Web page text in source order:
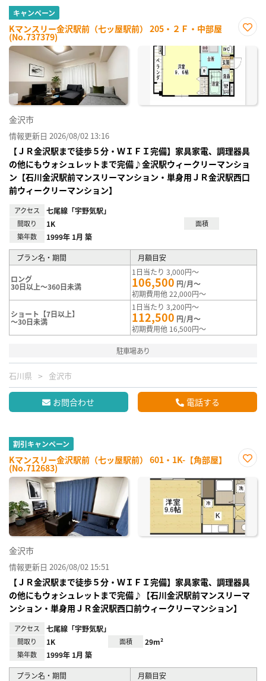
キャンペーン
Kマンスリー金沢駅前（七ッ屋駅前） 205・２Ｆ・中部屋
(No.737379)
に入
り登
録
金沢市
情報更新日 2026/08/02 13:16
【ＪＲ金沢駅まで徒歩５分・ＷＩＦＩ完備】家具家電、調理器具
の他にもウォシュレットまで完備♪金沢駅ウィークリーマンショ
ン【石川金沢駅前マンスリーマンション・単身用ＪＲ金沢駅西口
前ウィークリーマンション】
アクセス 七尾線「宇野気駅」
間取り 1K
面積
築年数
1999年 1月 築
プラン名・期間 月額目安
ロング
30日以上～360日未満
1日当たり 3,000円～
106,500 円/月～
初期費用他 22,000円～
ショート【7日以上】
～30日未満
1日当たり 3,200円～
112,500 円/月～
初期費用他 16,500円～
駐車場あり
石川県 金沢市
お問合わせ 電話する
割引キャンペーン
Kマンスリー金沢駅前（七ッ屋駅前） 601・1K-【角部屋】
(No.712683)
に入
り登
録
金沢市
情報更新日 2026/08/02 15:51
【ＪＲ金沢駅まで徒歩５分・ＷＩＦＩ完備】家具家電、調理器具
の他にもウォシュレットまで完備♪【石川金沢駅前マンスリーマ
ンション・単身用ＪＲ金沢駅西口前ウィークリーマンション】
アクセス 七尾線「宇野気駅」
間取り 1K 面積 29m²
築年数 1999年 1月 築
プラン名・期間 月額目安